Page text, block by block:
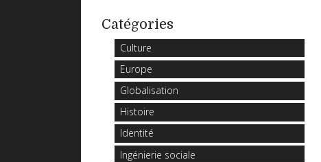
Catégories
Culture
Europe
Globalisation
Histoire
Identité
Ingénierie sociale